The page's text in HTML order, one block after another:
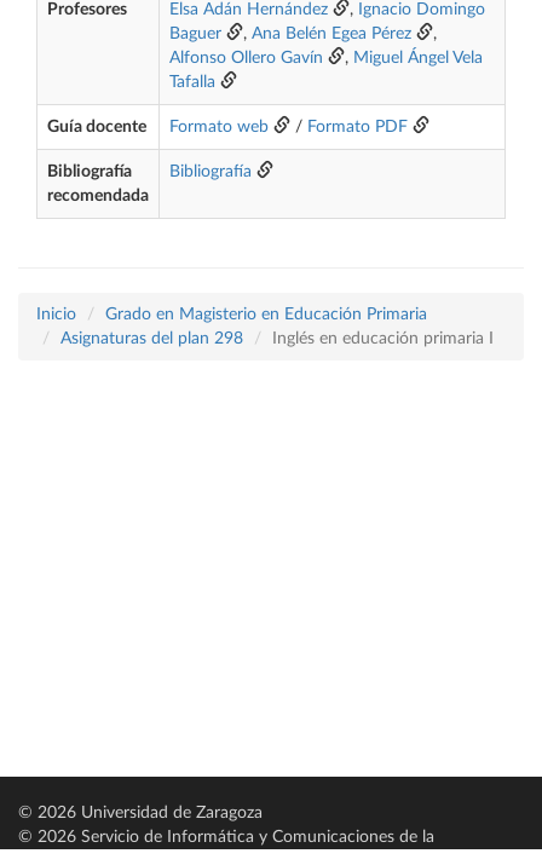
Profesores Elsa Adán Hernández , Ignacio Domingo
Baguer
, Ana Belén Egea Pérez
,
Alfonso Ollero Gavín
, Miguel Ángel Vela
Tafalla
Guía docente Formato web / Formato PDF
Bibliografía
recomendada
Bibliografía
Inicio
Grado en Magisterio en Educación Primaria
Asignaturas del plan 298
Inglés en educación primaria I
© 2026 Universidad de Zaragoza
© 2026 Servicio de Informática y Comunicaciones de la